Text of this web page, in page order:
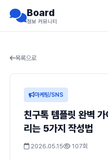
Board
정보 커뮤니티
목록으로
마케팅/SNS
친구톡 템플릿 완벽
리는 5가지 작성법
2026.05.15 107회